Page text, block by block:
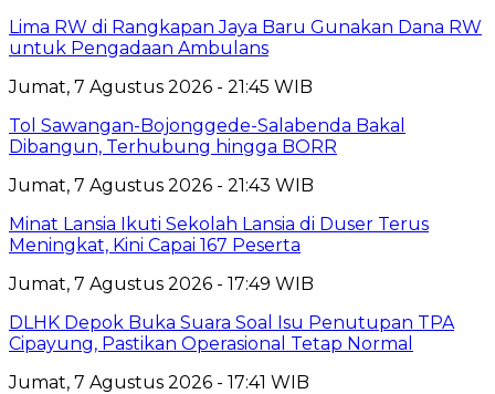
Lima RW di Rangkapan Jaya Baru Gunakan Dana RW
untuk Pengadaan Ambulans
Jumat, 7 Agustus 2026 - 21:45 WIB
Tol Sawangan-Bojonggede-Salabenda Bakal
Dibangun, Terhubung hingga BORR
Jumat, 7 Agustus 2026 - 21:43 WIB
Minat Lansia Ikuti Sekolah Lansia di Duser Terus
Meningkat, Kini Capai 167 Peserta
Jumat, 7 Agustus 2026 - 17:49 WIB
DLHK Depok Buka Suara Soal Isu Penutupan TPA
Cipayung, Pastikan Operasional Tetap Normal
Jumat, 7 Agustus 2026 - 17:41 WIB